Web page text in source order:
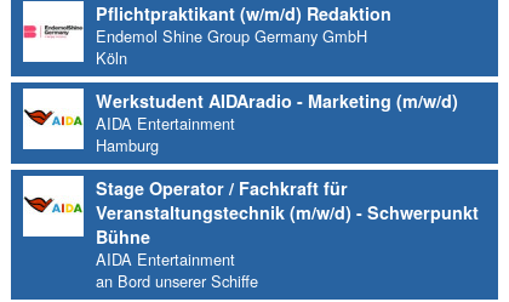
Pflichtpraktikant (w/m/d) Redaktion
Endemol Shine Group Germany GmbH
Köln
Werkstudent AIDAradio - Marketing (m/w/d)
AIDA Entertainment
Hamburg
Stage Operator / Fachkraft für
Veranstaltungstechnik (m/w/d) - Schwerpunkt
Bühne
AIDA Entertainment
an Bord unserer Schiffe